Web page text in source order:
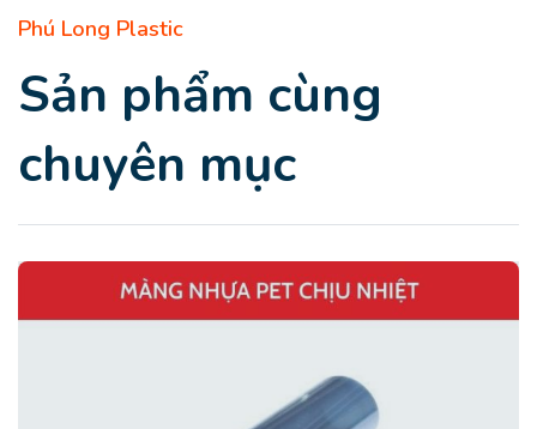
Phú Long Plastic
Sản phẩm cùng
chuyên mục